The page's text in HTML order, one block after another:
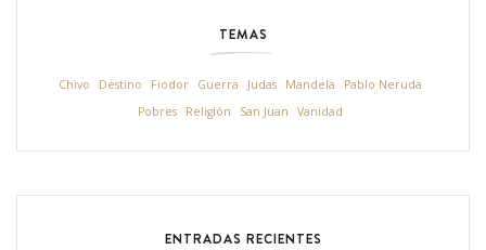
TEMAS
Chivo Destino Fiodor Guerra Judas Mandela
Pablo Neruda
Pobres
Religión San Juan Vanidad
ENTRADAS RECIENTES